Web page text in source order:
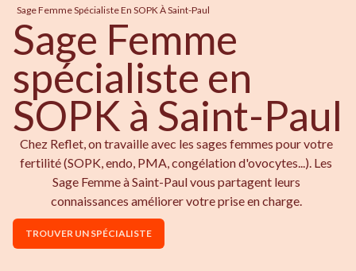
Sage Femme Spécialiste En SOPK À Saint-Paul
Sage Femme
spécialiste en
SOPK à Saint-Paul
Chez Reflet, on travaille avec les sages femmes pour votre
fertilité (SOPK, endo, PMA, congélation d'ovocytes...). Les
Sage Femme à Saint-Paul vous partagent leurs
connaissances améliorer votre prise en charge.
TROUVER UN SPÉCIALISTE